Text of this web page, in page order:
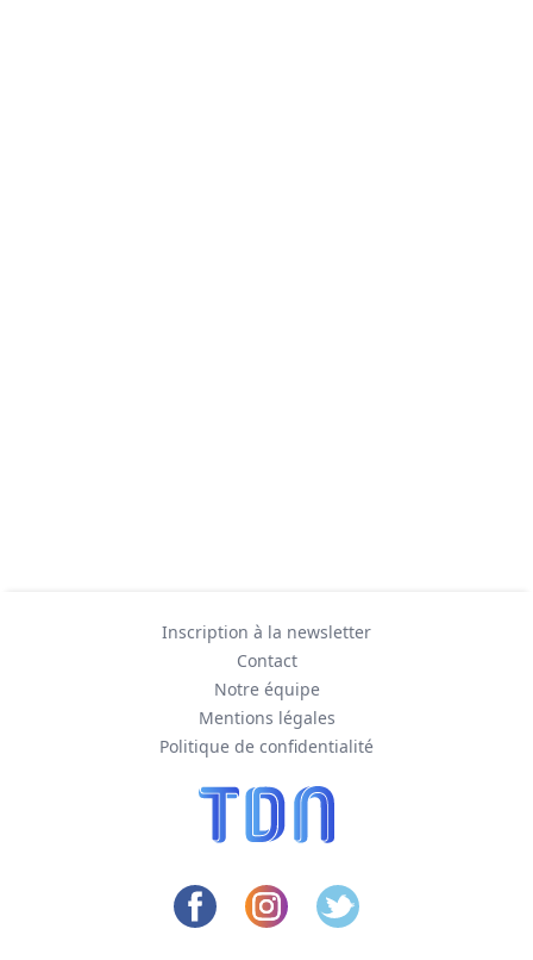
Inscription à la newsletter
Contact
Notre équipe
Mentions légales
Politique de confidentialité